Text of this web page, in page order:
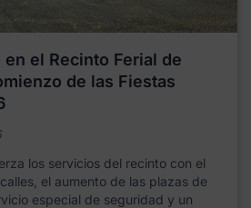
el Recinto Ferial de
de las Fiestas
los servicios del recinto con el
el aumento de las plazas de
especial de seguridad y un